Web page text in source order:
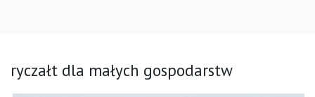
ryczałt dla małych gospodarstw